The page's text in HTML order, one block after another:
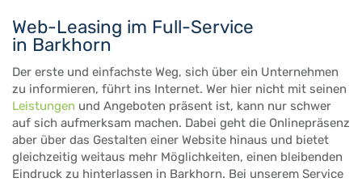
Web-Leasing im Full-Service
in Barkhorn
Der erste und einfachste Weg, sich über ein Unternehmen
zu informieren, führt ins Internet. Wer hier nicht mit seinen
Leistungen und Angeboten präsent ist, kann nur schwer
auf sich aufmerksam machen. Dabei geht die Onlinepräsenz
aber über das Gestalten einer Website hinaus und bietet
gleichzeitig weitaus mehr Möglichkeiten, einen bleibenden
Eindruck zu hinterlassen in Barkhorn. Bei unserem Service